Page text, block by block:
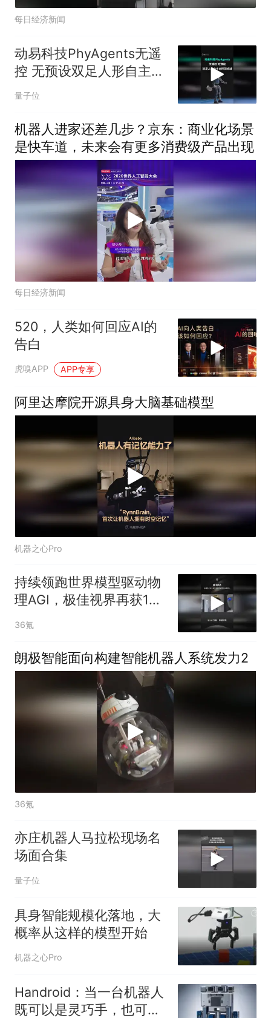
每日经济新闻
动易科技PhyAgents无遥
控 无预设双足人形自主对
打羽毛球
量子位
机器人进家还差几步？京东：商业化场景
是快车道，未来会有更多消费级产品出现
每日经济新闻
520，人类如何回应AI的
告白
虎嗅APP APP专享
阿里达摩院开源具身大脑基础模型
机器之心Pro
持续领跑世界模型驱动物
理AGI，极佳视界再获10
36氪
朗极智能面向构建智能机器人系统发力2
36氪
亦庄机器人马拉松现场名
场面合集
量子位
具身智能规模化落地，大
概率从这样的模型开始
机器之心Pro
Handroid：当一台机器人
既可以是灵巧手，也可以